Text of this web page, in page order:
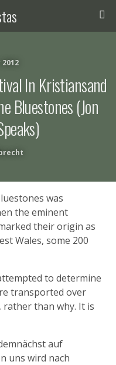
In Kristiansand
Bluestones (Jon
was
the eminent
their origin as
Wales, some 200
to determine
transported over
rather than why. It is
auf
uns wird nach